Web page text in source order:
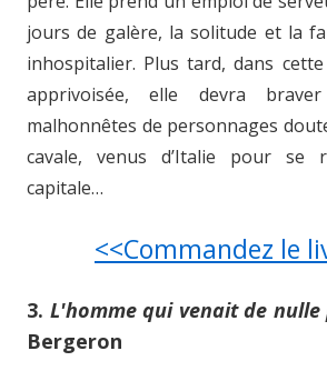
jours de galère, la solitude et la
inhospitalier. Plus tard, dans cette
apprivoisée, elle devra
malhonnêtes de personnages
cavale, venus d’Italie pour se
capitale…
<<Commandez le
3. L'homme qui venait de
Bergeron